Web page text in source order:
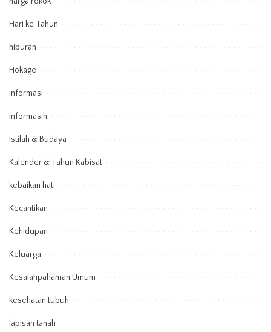
Hari ke Tahun
hiburan
Hokage
informasi
informasih
Istilah & Budaya
Kalender & Tahun Kabisat
kebaikan hati
Kecantikan
Kehidupan
Keluarga
Kesalahpahaman Umum
kesehatan tubuh
lapisan tanah